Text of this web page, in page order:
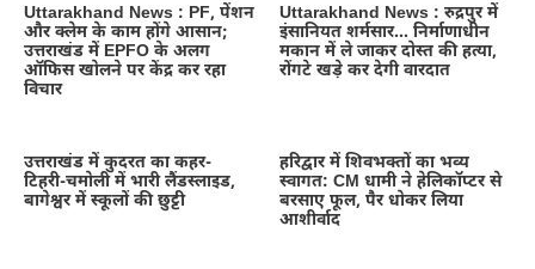
Uttarakhand News : PF, पेंशन
और क्लेम के काम होंगे आसान;
उत्तराखंड में EPFO के अलग
ऑफिस खोलने पर केंद्र कर रहा
विचार
Uttarakhand News : रुद्रपुर में
इंसानियत शर्मसार… निर्माणाधीन
मकान में ले जाकर दोस्त की हत्या,
रोंगटे खड़े कर देगी वारदात
उत्तराखंड में कुदरत का कहर-
टिहरी-चमोली में भारी लैंडस्लाइड,
बागेश्वर में स्कूलों की छुट्टी
हरिद्वार में शिवभक्तों का भव्य
स्वागत: CM धामी ने हेलिकॉप्टर से
बरसाए फूल, पैर धोकर लिया
आशीर्वाद